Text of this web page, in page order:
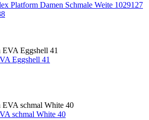
Platform Damen Schmale Weite 1029127
Eggshell 41
schmal White 40